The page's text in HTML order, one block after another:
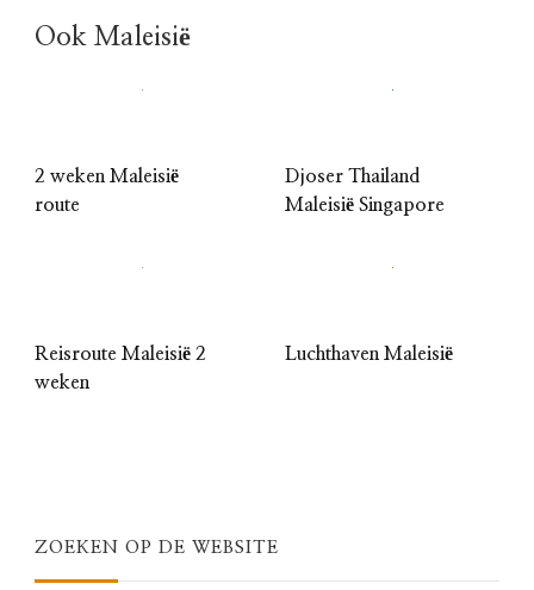
Ook Maleisië
2 weken Maleisië
route
Djoser Thailand
Maleisië Singapore
Reisroute Maleisië 2
weken
Luchthaven Maleisië
ZOEKEN OP DE WEBSITE